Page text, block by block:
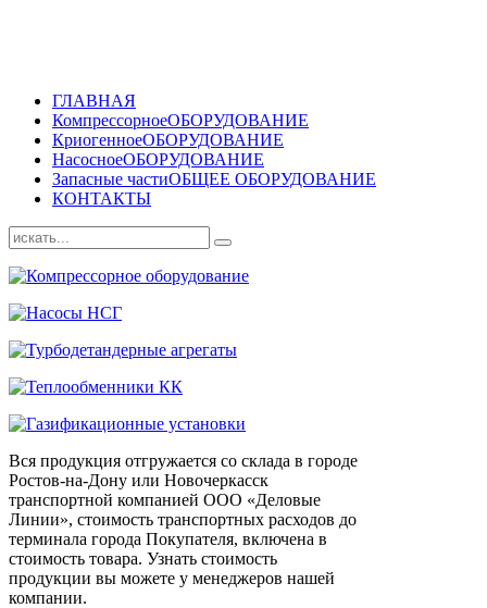
ГЛАВНАЯ
КомпрессорноеОБОРУДОВАНИЕ
КриогенноеОБОРУДОВАНИЕ
НасосноеОБОРУДОВАНИЕ
Запасные частиОБЩЕЕ ОБОРУДОВАНИЕ
КОНТАКТЫ
Вся продукция отгружается со склада в городе
Ростов-на-Дону или Новочеркасск
транспортной компанией ООО «Деловые
Линии», стоимость транспортных расходов до
терминала города Покупателя, включена в
стоимость товара. Узнать стоимость
продукции вы можете у менеджеров нашей
компании.